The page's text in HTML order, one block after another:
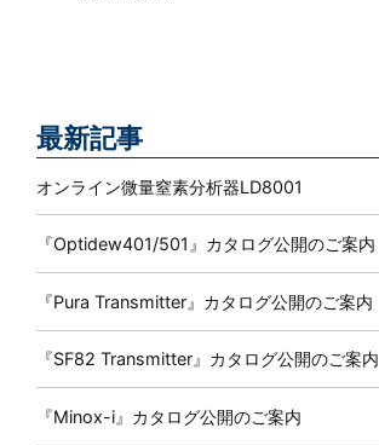
最新記事
オンライン微量窒素分析器LD8001
『Optidew401/501』カタログ公開のご案内
『Pura Transmitter』カタログ公開のご案内
『SF82 Transmitter』カタログ公開のご案内
『Minox-i』カタログ公開のご案内